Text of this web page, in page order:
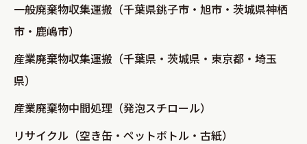
一般廃棄物収集運搬（千葉県銚子市・旭市・茨城県神栖
市・鹿嶋市）
産業廃棄物収集運搬（千葉県・茨城県・東京都・埼玉
県）
産業廃棄物中間処理（発泡スチロール）
リサイクル（空き缶・ペットボトル・古紙）